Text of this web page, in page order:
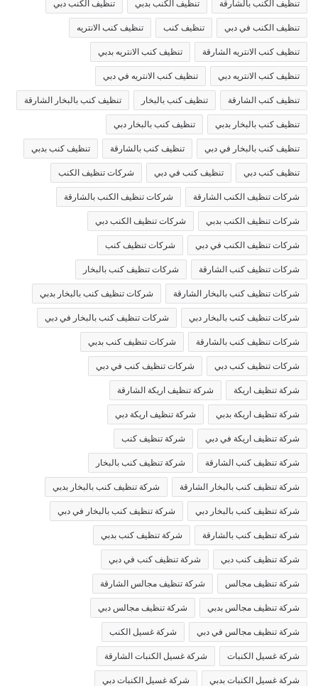
تنظيف الكنب بالشارقة تنظيف الكنب بدبي تنظيف الكنب دبي
تنظيف الكنب في دبي تنظيف كنب تنظيف كنب الانتريه
تنظيف كنب الانتريه الشارقة تنظيف كنب الانتريه بدبي
تنظيف كنب الانتريه دبي تنظيف كنب الانتريه في دبي
تنظيف كنب الشارقة تنظيف كنب بالبخار تنظيف كنب بالبخار الشارقة
تنظيف كنب بالبخار بدبي تنظيف كنب بالبخار دبي
تنظيف كنب بالبخار في دبي تنظيف كنب بالشارقة تنظيف كنب بدبي
تنظيف كنب دبي تنظيف كنب في دبي شركات تنظيف الكنب
شركات تنظيف الكنب الشارقة شركات تنظيف الكنب بالشارقة
شركات تنظيف الكنب بدبي شركات تنظيف الكنب دبي
شركات تنظيف الكنب في دبي شركات تنظيف كنب
شركات تنظيف كنب الشارقة شركات تنظيف كنب بالبخار
شركات تنظيف كنب بالبخار الشارقة شركات تنظيف كنب بالبخار بدبي
شركات تنظيف كنب بالبخار دبي شركات تنظيف كنب بالبخار في دبي
شركات تنظيف كنب بالشارقة شركات تنظيف كنب بدبي
شركات تنظيف كنب دبي شركات تنظيف كنب في دبي
شركة تنظيف اريكة شركة تنظيف اريكة الشارقة
شركة تنظيف اريكة بدبي شركة تنظيف اريكة دبي
شركة تنظيف اريكة في دبي شركة تنظيف كنب
شركة تنظيف كنب الشارقة شركة تنظيف كنب بالبخار
شركة تنظيف كنب بالبخار الشارقة شركة تنظيف كنب بالبخار بدبي
شركة تنظيف كنب بالبخار دبي شركة تنظيف كنب بالبخار في دبي
شركة تنظيف كنب بالشارقة شركة تنظيف كنب بدبي
شركة تنظيف كنب دبي شركة تنظيف كنب في دبي
شركة تنظيف مجالس شركة تنظيف مجالس الشارقة
شركة تنظيف مجالس بدبي شركة تنظيف مجالس دبي
شركة تنظيف مجالس في دبي شركة غسيل الكنب
شركة غسيل الكنبات شركة غسيل الكنبات الشارقة
شركة غسيل الكنبات بدبي شركة غسيل الكنبات دبي